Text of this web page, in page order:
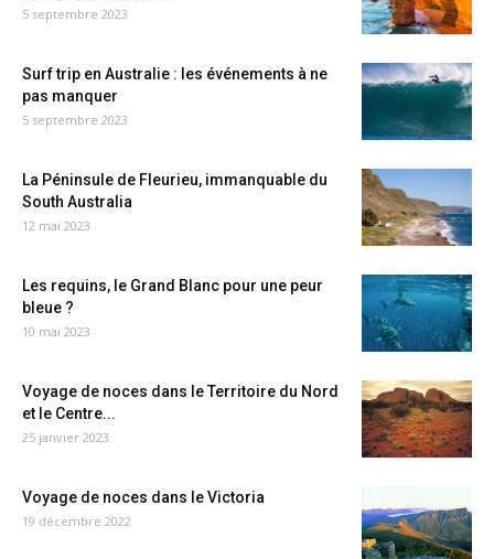
5 septembre 2023
Surf trip en Australie : les événements à ne
pas manquer
5 septembre 2023
La Péninsule de Fleurieu, immanquable du
South Australia
12 mai 2023
Les requins, le Grand Blanc pour une peur
bleue ?
10 mai 2023
Voyage de noces dans le Territoire du Nord
et le Centre...
25 janvier 2023
Voyage de noces dans le Victoria
19 décembre 2022